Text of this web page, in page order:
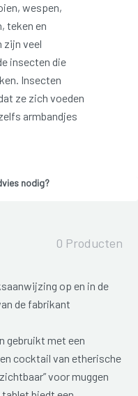
wespen,
teken en
zijn veel
insecten die
Insecten
ze zich voeden
armbandjes
nodig?
0 Producten
op en in de
de fabrikant
gebruikt met een
cocktail van etherische
voor muggen